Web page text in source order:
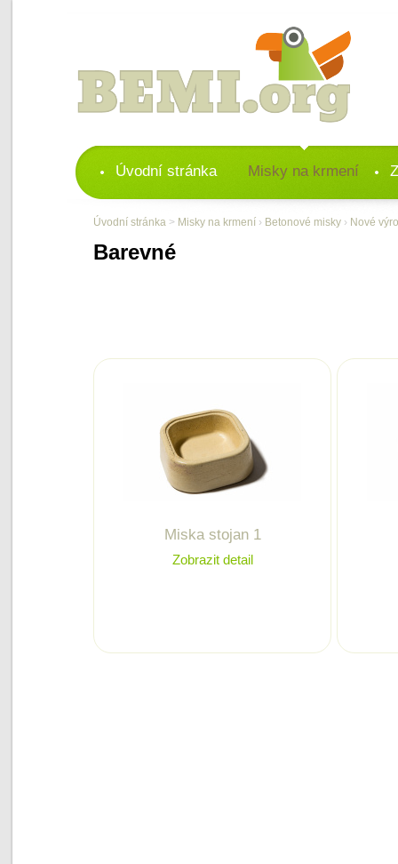
Úvodní stránka Misky na krmení
Úvodní stránka > Misky na krmení › Betonové misky › Nové
Barevné
Miska stojan 1
Zobrazit detail